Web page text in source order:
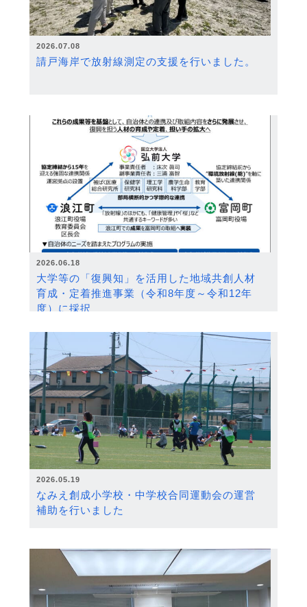
2026.07.08
請戸海岸で放射線測定の支援を行いました。
2026.06.18
大学等の「復興知」を活用した地域共創人材
育成・定着推進事業（令和8年度～令和12年
度）に採択
2026.05.19
なみえ創成小学校・中学校合同運動会の運営
補助を行いました